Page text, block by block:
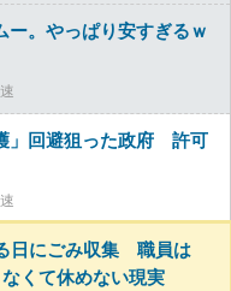
ー。やっぱり安すぎるｗ
」回避狙った政府 許可
日にごみ収集 職員は
くて休めない現実